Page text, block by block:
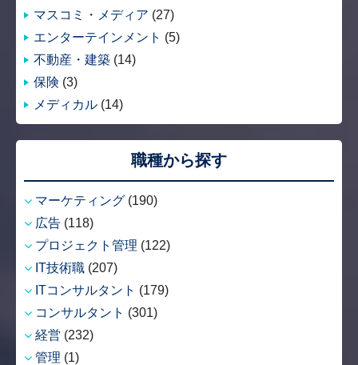
マスコミ・メディア (27)
エンターテインメント (5)
不動産・建築 (14)
保険 (3)
メディカル (14)
職種から探す
マーケティング (190)
広告 (118)
プロジェクト管理 (122)
IT技術職 (207)
ITコンサルタント (179)
コンサルタント (301)
経営 (232)
管理 (1)